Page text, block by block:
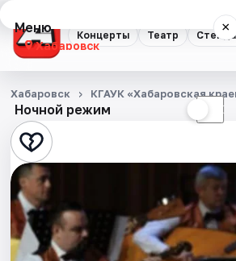
Концерты Театр
Меню ×
Хабаровск
Концерты
Театр
Стендап
Выставки
Экскурсии
Ночной режим ☾
Хабаровск КГАУК «Хабаровская